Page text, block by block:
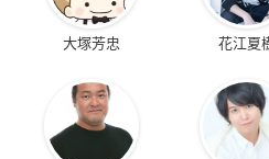
大塚芳忠 花江夏